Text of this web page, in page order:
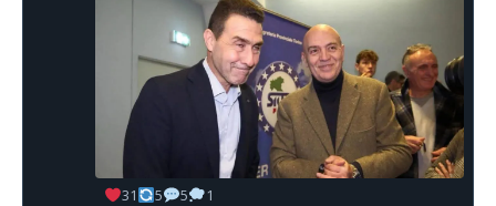
31 5 5 1